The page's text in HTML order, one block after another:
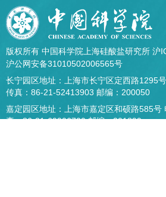
版权所有 中国科学院上海硅酸盐研究所 沪
沪公网安备31010502006565号
长宁园区地址：上海市长宁区定西路1295
传真：86-21-52413903 邮编：200050
嘉定园区地址：上海市嘉定区和硕路585
真：86-21-69906700 邮编：201899